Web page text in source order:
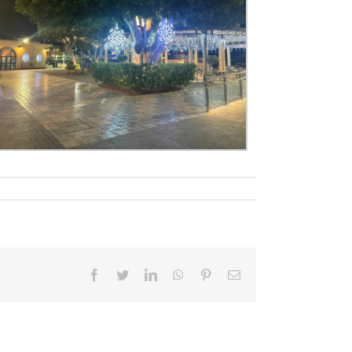
Facebook
TwitterLinkedInWhatsApp
PinterestCorreo